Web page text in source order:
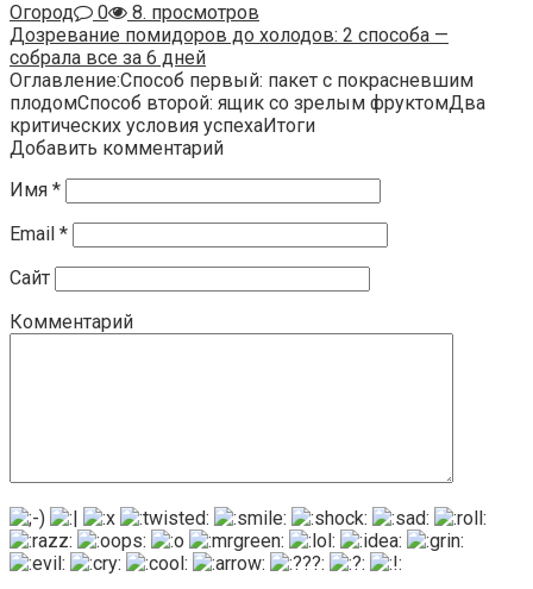
Огород
0
8. просмотров
Дозревание помидоров до холодов: 2 способа —
собрала все за 6 дней
Оглавление:Способ первый: пакет с покрасневшим
плодомСпособ второй: ящик со зрелым фруктомДва
критических условия успехаИтоги
Добавить комментарий
Имя *
Email *
Сайт
Комментарий